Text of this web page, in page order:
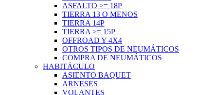
ASFALTO >= 18P
TIERRA 13 O MENOS
TIERRA 14P
TIERRA >= 15P
OFFROAD Y 4X4
OTROS TIPOS DE NEUMÁTICOS
COMPRA DE NEUMÁTICOS
HABITÁCULO
ASIENTO BAQUET
ARNESES
VOLANTES